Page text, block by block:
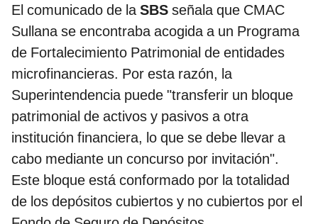
El comunicado de laSBS señala que CMAC
Sullana se encontraba acogida a un Programa
de Fortalecimiento Patrimonial de entidades
microfinancieras. Por esta razón, la
Superintendencia puede "transferir un bloque
patrimonial de activos y pasivos a otra
institución financiera, lo que se debe llevar a
cabo mediante un concurso por invitación".
Este bloque está conformado por la totalidad
de los depósitos cubiertos y no cubiertos por el